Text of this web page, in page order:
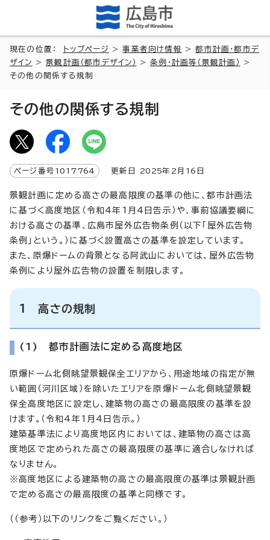
現在の位置： トップページ >事業者向け情報 >都市計画・都市デ
ザイン
>景観計画（都市デザイン） >条例・計画等（景観計画）
>
その他の関係する規制
その他の関係する規制
ページ番号 1017764 更新日 2025年2月 16 日
景観計画に定める高さの最高限度の基準の他に、都市計画法
に基づく高度地区（令和4年1月4日告示）や、事前協議要綱に
おける高さの基準、広島市屋外広告物条例（以下「屋外広告物
条例」という。）に基づく設置高さの基準を設定しています。
また、原爆ドームの背景となる阿武山においては、屋外広告物
条例により屋外広告物の設置を制限します。
1 高さの規制
(1) 都市計画法に定める高度地区
原爆ドーム北側眺望景観保全エリアから、用途地域の指定が無
い範囲（河川区域）を除いたエリアを原爆ドーム北側眺望景観
保全高度地区に設定し、建築物の高さの最高限度の基準を設
けます。（令和4年1月4日告示。）
建築基準法により高度地区内においては、建築物の高さは高
度地区で定められた高さの最高限度の基準に適合しなければ
なりません。
※高度地区による建築物の高さの最高限度の基準は景観計画
で定める高さの最高限度の基準と同様です。
（（参考）以下のリンクをご覧ください。）